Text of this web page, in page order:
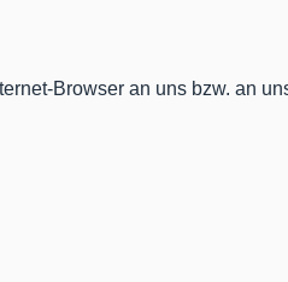
Browser an uns bzw. an